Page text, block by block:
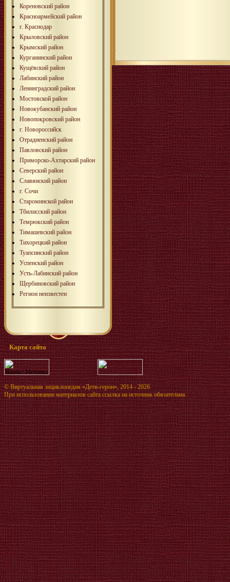
Кореновский район
Красноармейский район
г. Краснодар
Крыловский район
Крымский район
Курганинский район
Кущёвский район
Лабинский район
Ленинградский район
Мостовской район
Новокубанский район
Новопокровский район
г. Новороссийск
Отрадненский район
Павловский район
Приморско-Ахтарский район
Северский район
Славянский район
г. Сочи
Староминской район
Тбилисcкий район
Темрюкский район
Тимашевский район
Тихорецкий район
Туапсинский район
Успенский район
Усть-Лабинский район
Щербиновский район
Регион неизвестен
Карта сайта
©Виртуальная энциклопедия «Дети-герои», 2014 - 2026
При использовании материалов сайта ссылка на источник обязательна.